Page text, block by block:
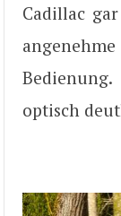
Cadillac
optisch